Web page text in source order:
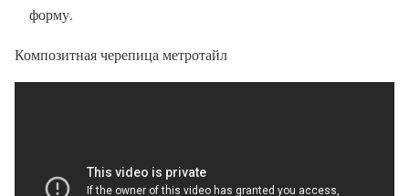
форму.
Композитная черепица метротайл